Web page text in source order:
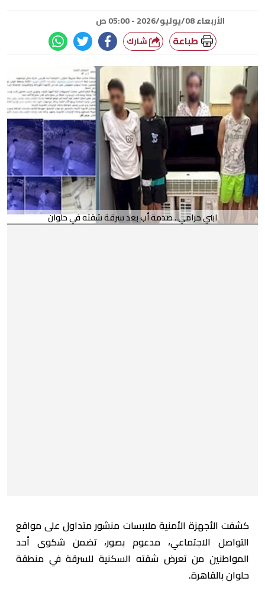
الأربعاء 08/يوليو/2026 - 05:00 ص
طباعة
ابني حرامي.. صدمة أب بعد سرقة شقته في حلوان
كشفت الأجهزة الأمنية ملابسات منشور متداول على مواقع
التواصل الاجتماعي، مدعوم بصور، تضمن شكوى أحد
المواطنين من تعرض شقته السكنية للسرقة في منطقة
حلوان بالقاهرة.